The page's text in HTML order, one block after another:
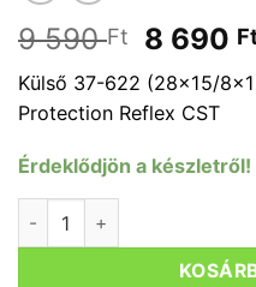
9 590Ft
Original
price
was:
9
590 Ft.
8 690
Külső 37-622 (28×15/
Protection Reflex CST
Érdeklődjön a készletről!